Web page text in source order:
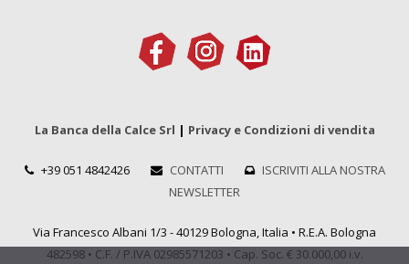
La Banca della Calce Srl | Privacy e Condizioni di vendita
+39 051 4842426 CONTATTI
ISCRIVITI ALLA NOSTRA
NEWSLETTER
Via Francesco Albani 1/3 - 40129 Bologna, Italia • R.E.A. Bologna
482598 • C.F. / P.IVA 02985571203 • Cap. Soc. € 30.000,00 i.v.